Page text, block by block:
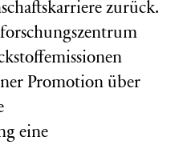
zurück.
Promotion über
eine